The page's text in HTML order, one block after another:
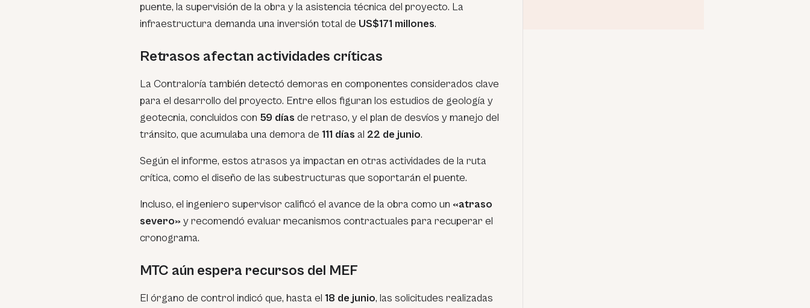
puente, la supervisión de la obra y la asistencia técnica del proyecto. La
infraestructura demanda una inversión total de US$171 millones.
Retrasos afectan actividades críticas
La Contraloría también detectó demoras en componentes considerados clave
para el desarrollo del proyecto. Entre ellos figuran los estudios de geología y
geotecnia, concluidos con 59 días de retraso, y el plan de desvíos y manejo del
tránsito, que acumulaba una demora de 111 días al 22 de junio.
Según el informe, estos atrasos ya impactan en otras actividades de la ruta
crítica, como el diseño de las subestructuras que soportarán el puente.
Incluso, el ingeniero supervisor calificó el avance de la obra como un «atraso
severo» y recomendó evaluar mecanismos contractuales para recuperar el
cronograma.
MTC aún espera recursos del MEF
El órgano de control indicó que, hasta el 18 de junio, las solicitudes realizadas